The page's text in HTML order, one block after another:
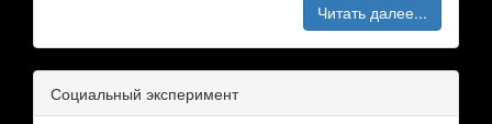
Читать далее...
Социальный эксперимент